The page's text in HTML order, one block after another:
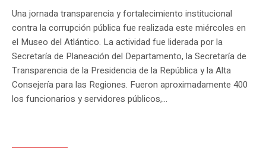
Una jornada transparencia y fortalecimiento institucional
contra la corrupción pública fue realizada este miércoles en
el Museo del Atlántico. La actividad fue liderada por la
Secretaría de Planeación del Departamento, la Secretaría de
Transparencia de la Presidencia de la República y la Alta
Consejería para las Regiones. Fueron aproximadamente 400
los funcionarios y servidores públicos,...